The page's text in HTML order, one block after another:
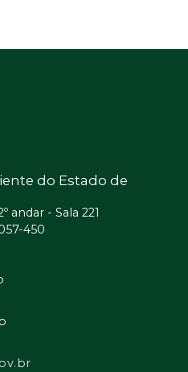
do Estado de
andar - Sala 221
450